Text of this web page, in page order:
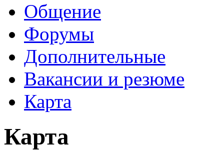
Общение
Форумы
Дополнительные
Вакансии и резюме
Карта
Карта